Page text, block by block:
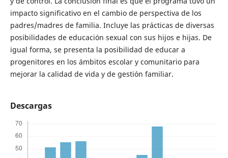
impacto significativo en el cambio de perspectiva de los
padres/madres de familia. Incluye las prácticas de diversas
posibilidades de educación sexual con sus hijos e hijas. De
igual forma, se presenta la posibilidad de educar a
progenitores en los ámbitos escolar y comunitario para
mejorar la calidad de vida y de gestión familiar.
Descargas